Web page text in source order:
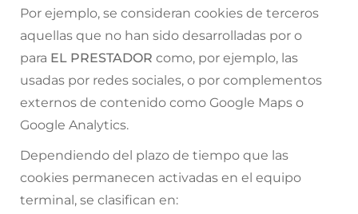
Por ejemplo, se consideran cookies de terceros
aquellas que no han sido desarrolladas por o
para EL PRESTADOR como, por ejemplo, las
usadas por redes sociales, o por complementos
externos de contenido como Google Maps o
Google Analytics.
Dependiendo del plazo de tiempo que las
cookies permanecen activadas en el equipo
terminal, se clasifican en: